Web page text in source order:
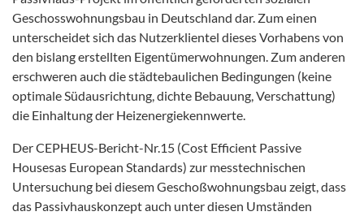
Geschosswohnungsbau in Deutschland dar. Zum einen
unterscheidet sich das Nutzerklientel dieses Vorhabens von
den bislang erstellten Eigentümerwohnungen. Zum anderen
erschweren auch die städtebaulichen Bedingungen (keine
optimale Südausrichtung, dichte Bebauung, Verschattung)
die Einhaltung der Heizenergiekennwerte.
Der CEPHEUS-Bericht-Nr.15 (Cost Efficient Passive
Housesas European Standards) zur messtechnischen
Untersuchung bei diesem Geschoßwohnungsbau zeigt, dass
das Passivhauskonzept auch unter diesen Umständen